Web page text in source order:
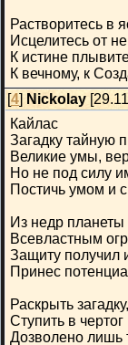
Растворитесь в
Исцелитесь от
К истине
К вечному, к
[4] Nickolay
Кайлас
Загадку тайную
Великие умы,
Но не под силу
Постичь умом и
Из недр планеты
Всевластным
Защиту получил
Принес
Раскрыть
Ступить в чертог
Дозволено лишь